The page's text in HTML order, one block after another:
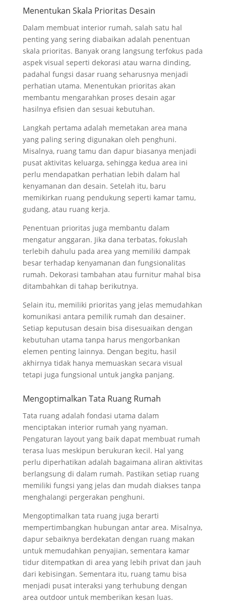
Menentukan Skala Prioritas Desain
Dalam membuat interior rumah, salah satu hal
penting yang sering diabaikan adalah penentuan
skala prioritas. Banyak orang langsung terfokus pada
aspek visual seperti dekorasi atau warna dinding,
padahal fungsi dasar ruang seharusnya menjadi
perhatian utama. Menentukan prioritas akan
membantu mengarahkan proses desain agar
hasilnya efisien dan sesuai kebutuhan.
Langkah pertama adalah memetakan area mana
yang paling sering digunakan oleh penghuni.
Misalnya, ruang tamu dan dapur biasanya menjadi
pusat aktivitas keluarga, sehingga kedua area ini
perlu mendapatkan perhatian lebih dalam hal
kenyamanan dan desain. Setelah itu, baru
memikirkan ruang pendukung seperti kamar tamu,
gudang, atau ruang kerja.
Penentuan prioritas juga membantu dalam
mengatur anggaran. Jika dana terbatas, fokuslah
terlebih dahulu pada area yang memiliki dampak
besar terhadap kenyamanan dan fungsionalitas
rumah. Dekorasi tambahan atau furnitur mahal bisa
ditambahkan di tahap berikutnya.
Selain itu, memiliki prioritas yang jelas memudahkan
komunikasi antara pemilik rumah dan desainer.
Setiap keputusan desain bisa disesuaikan dengan
kebutuhan utama tanpa harus mengorbankan
elemen penting lainnya. Dengan begitu, hasil
akhirnya tidak hanya memuaskan secara visual
tetapi juga fungsional untuk jangka panjang.
Mengoptimalkan Tata Ruang Rumah
Tata ruang adalah fondasi utama dalam
menciptakan interior rumah yang nyaman.
Pengaturan layout yang baik dapat membuat rumah
terasa luas meskipun berukuran kecil. Hal yang
perlu diperhatikan adalah bagaimana aliran aktivitas
berlangsung di dalam rumah. Pastikan setiap ruang
memiliki fungsi yang jelas dan mudah diakses tanpa
menghalangi pergerakan penghuni.
Mengoptimalkan tata ruang juga berarti
mempertimbangkan hubungan antar area. Misalnya,
dapur sebaiknya berdekatan dengan ruang makan
untuk memudahkan penyajian, sementara kamar
tidur ditempatkan di area yang lebih privat dan jauh
dari kebisingan. Sementara itu, ruang tamu bisa
menjadi pusat interaksi yang terhubung dengan
area outdoor untuk memberikan kesan luas.